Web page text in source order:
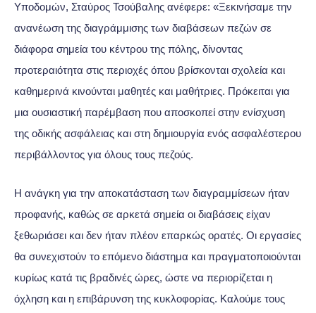
Υποδομών, Σταύρος Τσούβαλης ανέφερε: «Ξεκινήσαμε την
ανανέωση της διαγράμμισης των διαβάσεων πεζών σε
διάφορα σημεία του κέντρου της πόλης, δίνοντας
προτεραιότητα στις περιοχές όπου βρίσκονται σχολεία και
καθημερινά κινούνται μαθητές και μαθήτριες. Πρόκειται για
μια ουσιαστική παρέμβαση που αποσκοπεί στην ενίσχυση
της οδικής ασφάλειας και στη δημιουργία ενός ασφαλέστερου
περιβάλλοντος για όλους τους πεζούς.
Η ανάγκη για την αποκατάσταση των διαγραμμίσεων ήταν
προφανής, καθώς σε αρκετά σημεία οι διαβάσεις είχαν
ξεθωριάσει και δεν ήταν πλέον επαρκώς ορατές. Οι εργασίες
θα συνεχιστούν το επόμενο διάστημα και πραγματοποιούνται
κυρίως κατά τις βραδινές ώρες, ώστε να περιορίζεται η
όχληση και η επιβάρυνση της κυκλοφορίας. Καλούμε τους